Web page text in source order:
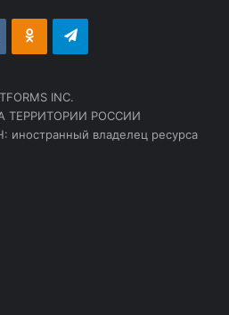
vk.com Odnoklassniki
Telegram
INC.
НА ТЕРРИТОРИИ РОССИИ
владелец ресурса